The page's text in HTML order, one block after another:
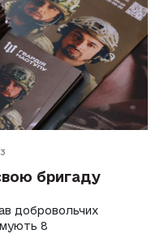
бригаду
добровольчих
8